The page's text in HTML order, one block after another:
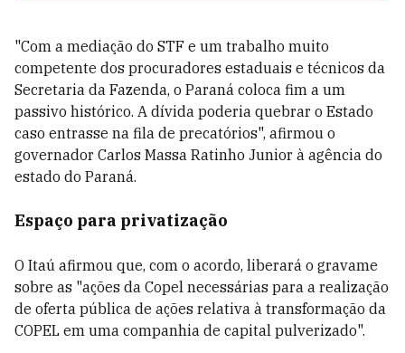
"Com a mediação do STF e um trabalho muito
competente dos procuradores estaduais e técnicos da
Secretaria da Fazenda, o Paraná coloca fim a um
passivo histórico. A dívida poderia quebrar o Estado
caso entrasse na fila de precatórios", afirmou o
governador Carlos Massa Ratinho Junior à agência do
estado do Paraná.
Espaço para privatização
O Itaú afirmou que, com o acordo, liberará o gravame
sobre as "ações da Copel necessárias para a realização
de oferta pública de ações relativa à transformação da
COPEL em uma companhia de capital pulverizado".